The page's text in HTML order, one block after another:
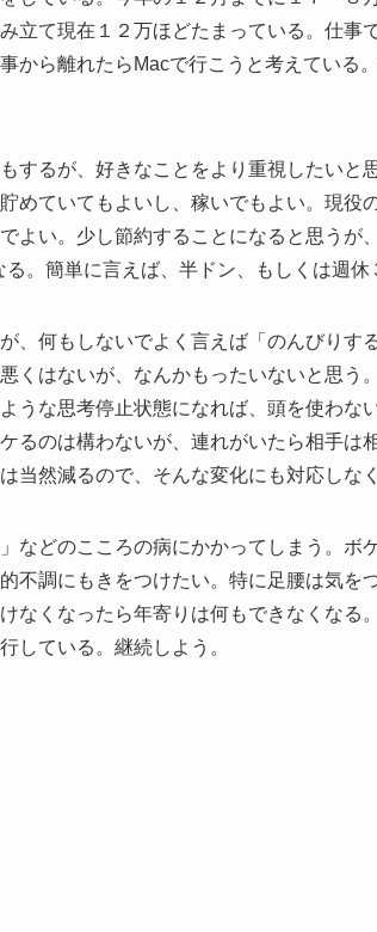
立て現在１２万ほどたまっている。仕事
から離れたらMacで行こうと考えている
するが、好きなことをより重視したいと
めていてもよいし、稼いでもよい。現役
よい。少し節約することになると思うが
。簡単に言えば、半ドン、もしくは週休
、何もしないでよく言えば「のんびりす
くはないが、なんかもったいないと思う
うな思考停止状態になれば、頭を使わな
るのは構わないが、連れがいたら相手は
当然減るので、そんな変化にも対応しな
などのこころの病にかかってしまう。ボ
不調にもきをつけたい。特に足腰は気を
なくなったら年寄りは何もできなくなる
している。継続しよう。